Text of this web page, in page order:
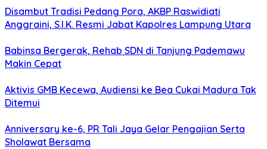
Disambut Tradisi Pedang Pora, AKBP Raswidiati
Anggraini, S.I.K. Resmi Jabat Kapolres Lampung Utara
Babinsa Bergerak, Rehab SDN di Tanjung Pademawu
Makin Cepat
Aktivis GMB Kecewa, Audiensi ke Bea Cukai Madura Tak
Ditemui
Anniversary ke-6, PR Tali Jaya Gelar Pengajian Serta
Sholawat Bersama